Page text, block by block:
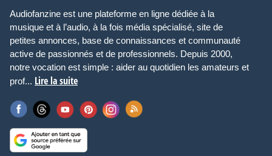
Audiofanzine est une plateforme en ligne dédiée à la
musique et à l’audio, à la fois média spécialisé, site de
petites annonces, base de connaissances et communauté
active de passionnés et de professionnels. Depuis 2000,
notre vocation est simple : aider au quotidien les amateurs et
prof... Lire la suite